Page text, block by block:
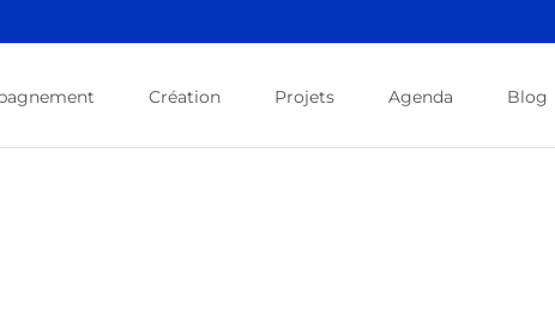
Création Projets Agenda Blog